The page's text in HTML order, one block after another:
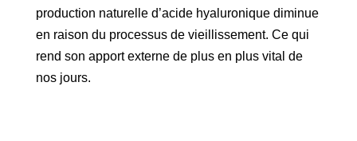
production naturelle d’acide hyaluronique diminue
en raison du processus de vieillissement. Ce qui
rend son apport externe de plus en plus vital de
nos jours.